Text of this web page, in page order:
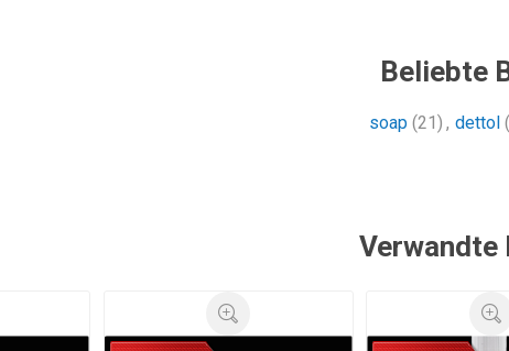
Beliebte
soap (21) , dettol
Verwandte